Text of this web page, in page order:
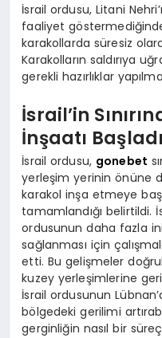
İsrail ordusu, Litani
faaliyet
karakollarda süresiz
Karakolların saldırıya
gerekli hazırlıklar
İsrail’in
İnşaatı Başladı
İsrail ordusu, gonebet
yerleşim yerinin önüne
karakol inşa etmeye
tamamlandığı belirtildi.
ordusunun daha fazla
sağlanması için
etti. Bu gelişmeler
kuzey yerleşimlerine
İsrail ordusunun
bölgedeki gerilimi
gerginliğin nasıl bir